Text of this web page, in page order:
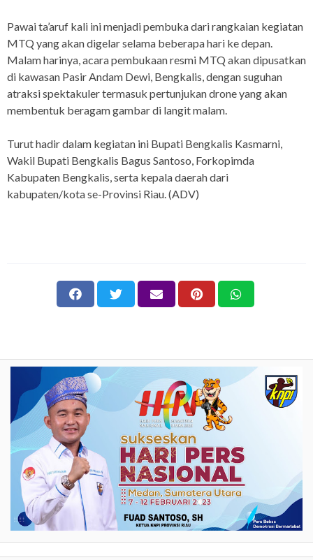
Pawai ta’aruf kali ini menjadi pembuka dari rangkaian kegiatan
MTQ yang akan digelar selama beberapa hari ke depan.
Malam harinya, acara pembukaan resmi MTQ akan dipusatkan
di kawasan Pasir Andam Dewi, Bengkalis, dengan suguhan
atraksi spektakuler termasuk pertunjukan drone yang akan
membentuk beragam gambar di langit malam.
Turut hadir dalam kegiatan ini Bupati Bengkalis Kasmarni,
Wakil Bupati Bengkalis Bagus Santoso, Forkopimda
Kabupaten Bengkalis, serta kepala daerah dari
kabupaten/kota se-Provinsi Riau. (ADV)